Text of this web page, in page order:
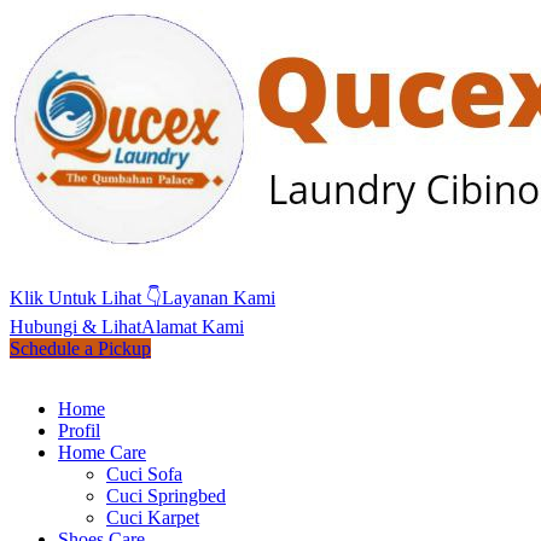
Klik Untuk Lihat 👇Layanan Kami
Hubungi & LihatAlamat Kami
Schedule a Pickup
Home
Profil
Home Care
Cuci Sofa
Cuci Springbed
Cuci Karpet